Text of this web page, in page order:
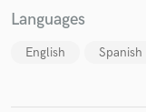
Languages
English Spanish